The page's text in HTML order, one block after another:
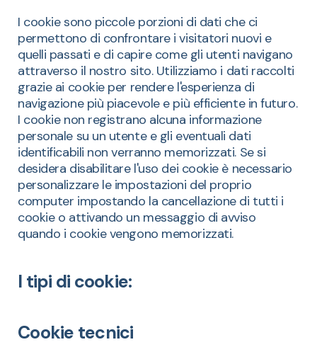
I cookie sono piccole porzioni di dati che ci
permettono di confrontare i visitatori nuovi e
quelli passati e di capire come gli utenti navigano
attraverso il nostro sito. Utilizziamo i dati raccolti
grazie ai cookie per rendere l'esperienza di
navigazione più piacevole e più efficiente in futuro.
I cookie non registrano alcuna informazione
personale su un utente e gli eventuali dati
identificabili non verranno memorizzati. Se si
desidera disabilitare l'uso dei cookie è necessario
personalizzare le impostazioni del proprio
computer impostando la cancellazione di tutti i
cookie o attivando un messaggio di avviso
quando i cookie vengono memorizzati.
I tipi di cookie:
Cookie tecnici